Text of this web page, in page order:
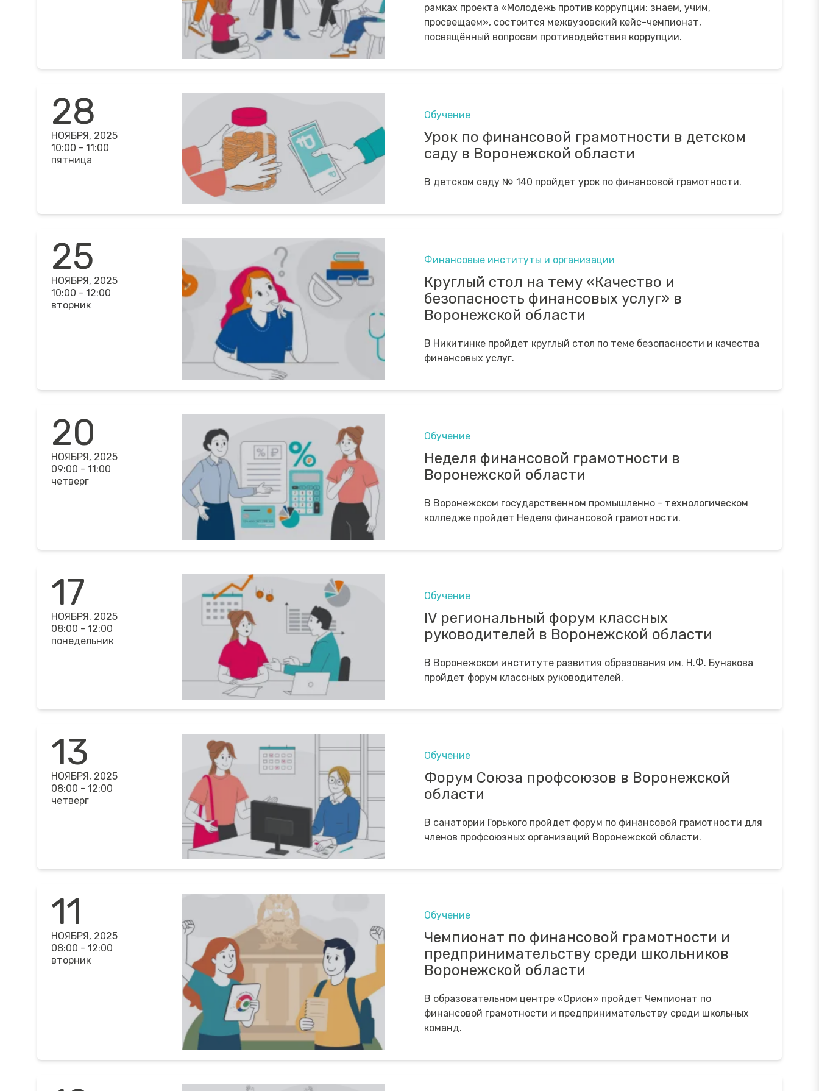
рамках проекта «Молодежь против коррупции: знаем, учим,
просвещаем», состоится межвузовский кейс-чемпионат,
посвящённый вопросам противодействия коррупции.
28
НОЯБРЯ, 2025
10:00 - 11:00
пятница
Обучение
Урок по финансовой грамотности в детском
саду в Воронежской области
В детском саду № 140 пройдет урок по финансовой грамотности.
25
НОЯБРЯ, 2025
10:00 - 12:00
вторник
Финансовые институты и организации
Круглый стол на тему «Качество и
безопасность финансовых услуг» в
Воронежской области
В Никитинке пройдет круглый стол по теме безопасности и качества
финансовых услуг.
20
НОЯБРЯ, 2025
09:00 - 11:00
четверг
Обучение
Неделя финансовой грамотности в
Воронежской области
В Воронежском государственном промышленно - технологическом
колледже пройдет Неделя финансовой грамотности.
17
НОЯБРЯ, 2025
08:00 - 12:00
понедельник
Обучение
IV региональный форум классных
руководителей в Воронежской области
В Воронежском институте развития образования им. Н.Ф. Бунакова
пройдет форум классных руководителей.
13
НОЯБРЯ, 2025
08:00 - 12:00
четверг
Обучение
Форум Союза профсоюзов в Воронежской
области
В санатории Горького пройдет форум по финансовой грамотности для
членов профсоюзных организаций Воронежской области.
11
НОЯБРЯ, 2025
08:00 - 12:00
вторник
Обучение
Чемпионат по финансовой грамотности и
предпринимательству среди школьников
Воронежской области
В образовательном центре «Орион» пройдет Чемпионат по
финансовой грамотности и предпринимательству среди школьных
команд.